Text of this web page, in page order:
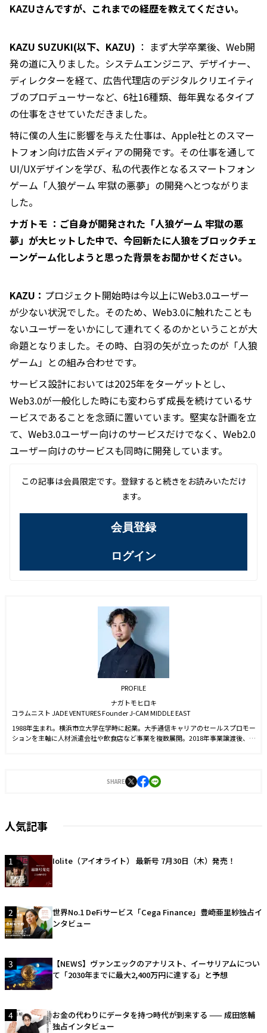
KAZUさんですが、これまでの経歴を教えてください。
KAZU SUZUKI(以下、KAZU) ： まず大学卒業後、Web開
発の道に入りました。システムエンジニア、デザイナー、
ディレクターを経て、広告代理店のデジタルクリエイティ
ブのプロデューサーなど、6社16種類、毎年異なるタイプ
の仕事をさせていただきました。
特に僕の人生に影響を与えた仕事は、Apple社とのスマー
トフォン向け広告メディアの開発です。その仕事を通して
UI/UXデザインを学び、私の代表作となるスマートフォン
ゲーム「人狼ゲーム 牢獄の悪夢」の開発へとつながりま
した。
ナガトモ ：ご自身が開発された「人狼ゲーム 牢獄の悪
夢」が大ヒットした中で、今回新たに人狼をブロックチェ
ーンゲーム化しようと思った背景をお聞かせください。
KAZU： プロジェクト開始時は今以上にWeb3.0ユーザー
が少ない状況でした。そのため、Web3.0に触れたことも
ないユーザーをいかにして連れてくるのかということが大
命題となりました。その時、白羽の矢が立ったのが「人狼
ゲーム」との組み合わせです。
サービス設計においては2025年をターゲットとし、
Web3.0が一般化した時にも変わらず成長を続けているサ
ービスであることを念頭に置いています。堅実な計画を立
て、Web3.0ユーザー向けのサービスだけでなく、Web2.0
ユーザー向けのサービスも同時に開発しています。
この記事は会員限定です。登録すると続きをお読みいただけ
ます。
会員登録
ログイン
PROFILE
ナガトモヒロキ
コラムニスト JADE VENTURES Founder J-CAM MIDDLE EAST
1988年生まれ。横浜市立大学在学時に起業。大手通信キャリアのセールスプロモー
ションを主軸に人材派遣会社や飲食店など事業を複数展開。2018年事業譲渡後、ヨ
ォーム「Bit Lending」を立ち上げる。常識を覆す革新的なアイデアでクリプトレン
ディングの業界水準を上げ多くのユーザーから支持を得ている。現在はドバイに在
SHARE
人気記事
1 Iolite（アイオライト） 最新号 7月30日（木）発売！
2
世界No.1 DeFiサービス「Cega Finance」豊崎亜里紗独占イ
ンタビュー
3
【NEWS】ヴァンエックのアナリスト、イーサリアムについ
て「2030年までに最大2,400万円に達する」と予想
4
お金の代わりにデータを持つ時代が到来する —— 成田悠輔
独占インタビュー